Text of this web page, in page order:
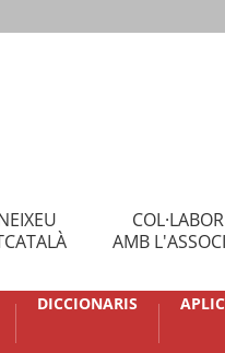
AMB
DICCIONARIS